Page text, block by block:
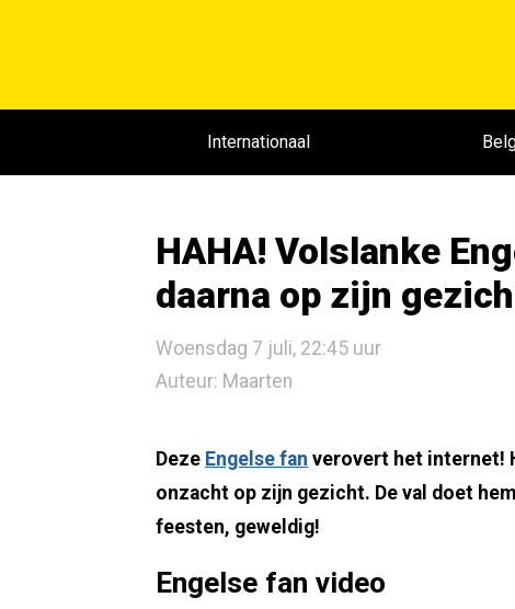
Internationaal
HAHA! Volslanke
daarna op zijn
Woensdag 7 juli, 22:45 uur
Auteur: Maarten
Deze Engelse fan verovert het internet!
onzacht op zijn gezicht. De val doet
feesten, geweldig!
Engelse fan video